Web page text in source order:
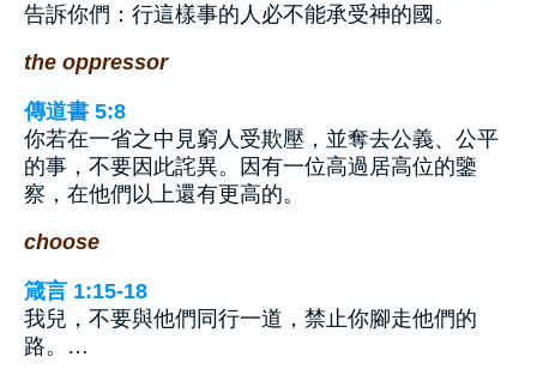
告訴你們：行這樣事的人必不能承受神的國。
the oppressor
傳道書 5:8
你若在一省之中見窮人受欺壓，並奪去公義、公平
的事，不要因此詫異。因有一位高過居高位的鑒
察，在他們以上還有更高的。
choose
箴言 1:15-18
我兒，不要與他們同行一道，禁止你腳走他們的
路。…